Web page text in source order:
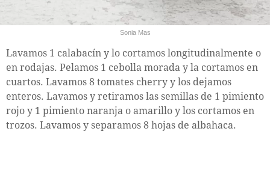
Sonia Mas
Lavamos 1 calabacín y lo cortamos longitudinalmente o
en rodajas. Pelamos 1 cebolla morada y la cortamos en
cuartos. Lavamos 8 tomates cherry y los dejamos
enteros. Lavamos y retiramos las semillas de 1 pimiento
rojo y 1 pimiento naranja o amarillo y los cortamos en
trozos. Lavamos y separamos 8 hojas de albahaca.